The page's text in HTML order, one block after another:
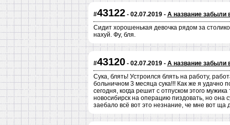
#43122- 02.07.2019 - А название забыли
Сидит хорошенькая девочка рядом за
нахуй. Фу, бля.
#43120- 02.07.2019 - А название забыли
Сука, блять! Устроился блять на работу,
больничном 3 месяца сука!!! Как же я удачно
сегодня, когда решит с отпуском этого
новосибирск на операцию пиздовать, но она
заебало всё вот это незнание, че мне вот ща